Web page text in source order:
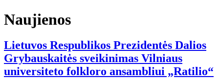
Naujienos
Lietuvos Respublikos Prezidentės Dalios
Grybauskaitės sveikinimas Vilniaus
universiteto folkloro ansambliui „Ratilio“